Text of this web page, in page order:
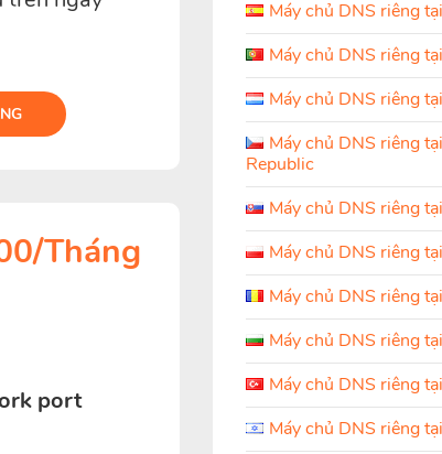
Tháng
port
Máy chủ DNS riêng
Máy chủ DNS riêng
Máy chủ DNS riêng
Máy chủ DNS riêng
Republic
Máy chủ DNS riêng
Máy chủ DNS riêng
Máy chủ DNS riêng
Máy chủ DNS riêng
Máy chủ DNS riêng
Máy chủ DNS riêng